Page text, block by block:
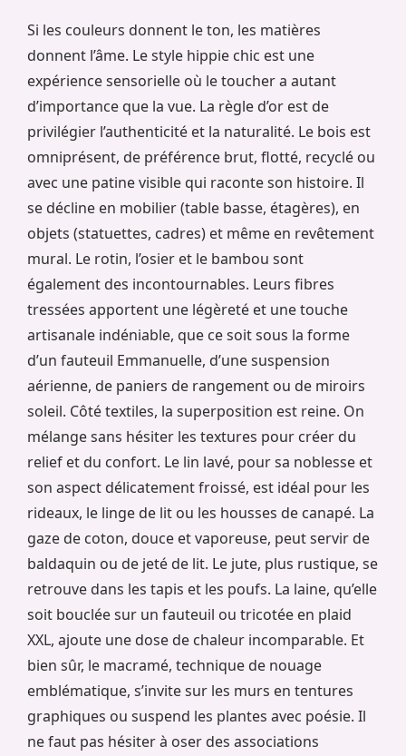
Si les couleurs donnent le ton, les matières
donnent l’âme. Le style hippie chic est une
expérience sensorielle où le toucher a autant
d’importance que la vue. La règle d’or est de
privilégier l’authenticité et la naturalité. Le bois est
omniprésent, de préférence brut, flotté, recyclé ou
avec une patine visible qui raconte son histoire. Il
se décline en mobilier (table basse, étagères), en
objets (statuettes, cadres) et même en revêtement
mural. Le rotin, l’osier et le bambou sont
également des incontournables. Leurs fibres
tressées apportent une légèreté et une touche
artisanale indéniable, que ce soit sous la forme
d’un fauteuil Emmanuelle, d’une suspension
aérienne, de paniers de rangement ou de miroirs
soleil. Côté textiles, la superposition est reine. On
mélange sans hésiter les textures pour créer du
relief et du confort. Le lin lavé, pour sa noblesse et
son aspect délicatement froissé, est idéal pour les
rideaux, le linge de lit ou les housses de canapé. La
gaze de coton, douce et vaporeuse, peut servir de
baldaquin ou de jeté de lit. Le jute, plus rustique, se
retrouve dans les tapis et les poufs. La laine, qu’elle
soit bouclée sur un fauteuil ou tricotée en plaid
XXL, ajoute une dose de chaleur incomparable. Et
bien sûr, le macramé, technique de nouage
emblématique, s’invite sur les murs en tentures
graphiques ou suspend les plantes avec poésie. Il
ne faut pas hésiter à oser des associations